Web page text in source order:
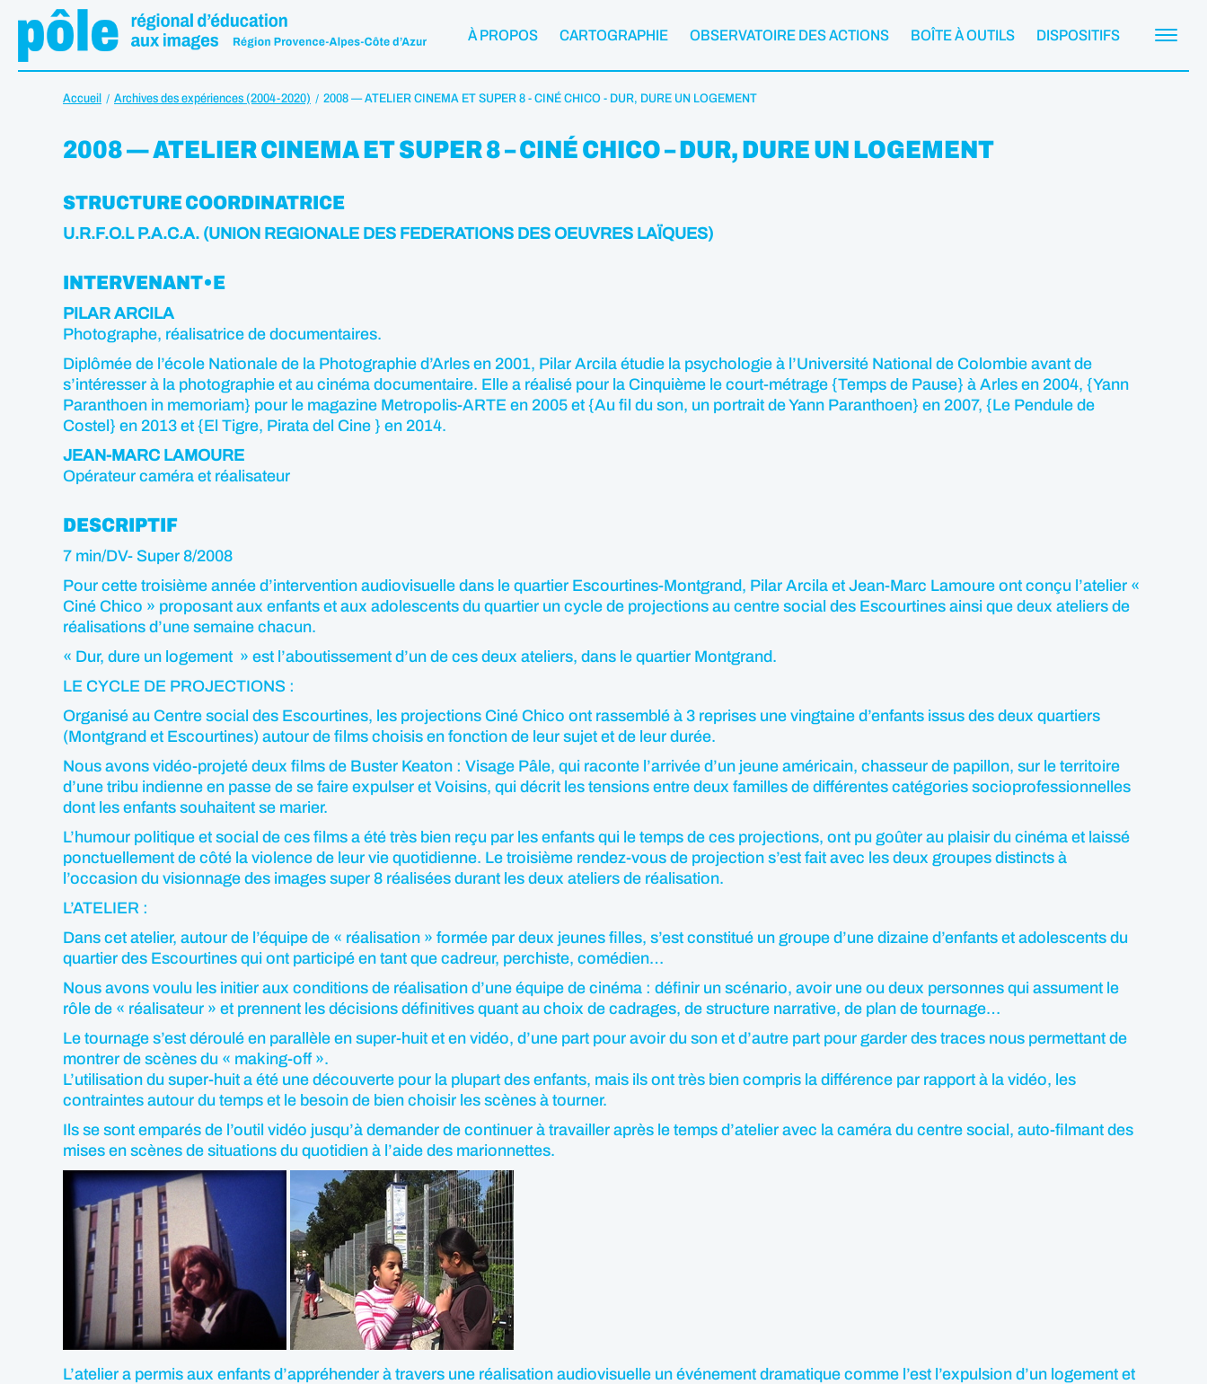
À PROPOS CARTOGRAPHIE OBSERVATOIRE DES ACTIONS BOÎTE À OUTILS DISPOSITIFS
Accueil Archives des expériences (2004-2020) 2008 — ATELIER CINEMA ET SUPER 8 - CINÉ CHICO - DUR, DURE UN LOGEMENT
2008 — ATELIER CINEMA ET SUPER 8 – CINÉ CHICO – DUR, DURE UN LOGEMENT
STRUCTURE COORDINATRICE
U.R.F.O.L P.A.C.A. (UNION REGIONALE DES FEDERATIONS DES OEUVRES LAÏQUES)
INTERVENANT•E
PILAR ARCILA
Photographe, réalisatrice de documentaires.
Diplômée de l’école Nationale de la Photographie d’Arles en 2001, Pilar Arcila étudie la psychologie à l’Université National de Colombie avant de
s’intéresser à la photographie et au cinéma documentaire. Elle a réalisé pour la Cinquième le court-métrage {Temps de Pause} à Arles en 2004, {Yann
Paranthoen in memoriam} pour le magazine Metropolis-ARTE en 2005 et {Au fil du son, un portrait de Yann Paranthoen} en 2007, {Le Pendule de
Costel} en 2013 et {El Tigre, Pirata del Cine } en 2014.
JEAN-MARC LAMOURE
Opérateur caméra et réalisateur
DESCRIPTIF
7 min/DV- Super 8/2008
Pour cette troisième année d’intervention audiovisuelle dans le quartier Escourtines-Montgrand, Pilar Arcila et Jean-Marc Lamoure ont conçu l’atelier «
Ciné Chico » proposant aux enfants et aux adolescents du quartier un cycle de projections au centre social des Escourtines ainsi que deux ateliers de
réalisations d’une semaine chacun.
« Dur, dure un logement » est l’aboutissement d’un de ces deux ateliers, dans le quartier Montgrand.
LE CYCLE DE PROJECTIONS :
Organisé au Centre social des Escourtines, les projections Ciné Chico ont rassemblé à 3 reprises une vingtaine d’enfants issus des deux quartiers
(Montgrand et Escourtines) autour de films choisis en fonction de leur sujet et de leur durée.
Nous avons vidéo-projeté deux films de Buster Keaton : Visage Pâle, qui raconte l’arrivée d’un jeune américain, chasseur de papillon, sur le territoire
d’une tribu indienne en passe de se faire expulser et Voisins, qui décrit les tensions entre deux familles de différentes catégories socioprofessionnelles
dont les enfants souhaitent se marier.
L’humour politique et social de ces films a été très bien reçu par les enfants qui le temps de ces projections, ont pu goûter au plaisir du cinéma et laissé
ponctuellement de côté la violence de leur vie quotidienne. Le troisième rendez-vous de projection s’est fait avec les deux groupes distincts à
l’occasion du visionnage des images super 8 réalisées durant les deux ateliers de réalisation.
L’ATELIER :
Dans cet atelier, autour de l’équipe de « réalisation » formée par deux jeunes filles, s’est constitué un groupe d’une dizaine d’enfants et adolescents du
quartier des Escourtines qui ont participé en tant que cadreur, perchiste, comédien…
Nous avons voulu les initier aux conditions de réalisation d’une équipe de cinéma : définir un scénario, avoir une ou deux personnes qui assument le
rôle de « réalisateur » et prennent les décisions définitives quant au choix de cadrages, de structure narrative, de plan de tournage…
Le tournage s’est déroulé en parallèle en super-huit et en vidéo, d’une part pour avoir du son et d’autre part pour garder des traces nous permettant de
montrer de scènes du « making-off ».
L’utilisation du super-huit a été une découverte pour la plupart des enfants, mais ils ont très bien compris la différence par rapport à la vidéo, les
contraintes autour du temps et le besoin de bien choisir les scènes à tourner.
Ils se sont emparés de l’outil vidéo jusqu’à demander de continuer à travailler après le temps d’atelier avec la caméra du centre social, auto-filmant des
mises en scènes de situations du quotidien à l’aide des marionnettes.
L’atelier a permis aux enfants d’appréhender à travers une réalisation audiovisuelle un événement dramatique comme l’est l’expulsion d’un logement et